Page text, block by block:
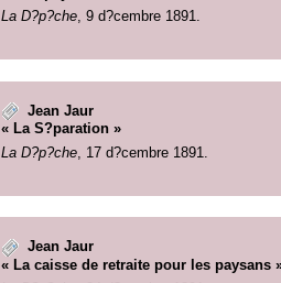
La D?p?che, 9 d?cembre 1891.
Jean Jaur
« La S?paration »
La D?p?che, 17 d?cembre 1891.
Jean Jaur
« La caisse de retraite pour les paysans